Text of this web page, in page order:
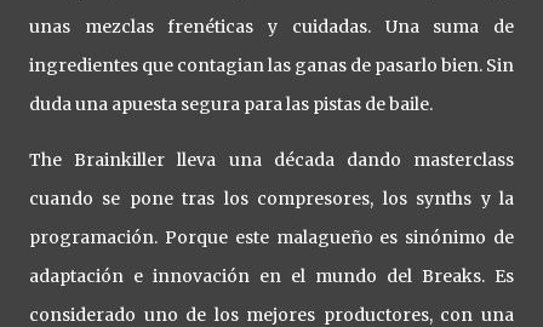
unas mezclas frenéticas y cuidadas. Una suma de
ingredientes que contagian las ganas de pasarlo bien. Sin
duda una apuesta segura para las pistas de baile.
The Brainkiller lleva una década dando masterclass
cuando se pone tras los compresores, los synths y la
programación. Porque este malagueño es sinónimo de
adaptación e innovación en el mundo del Breaks. Es
considerado uno de los mejores productores, con una